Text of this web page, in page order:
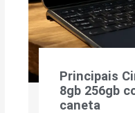
Principais
8gb 256gb
caneta